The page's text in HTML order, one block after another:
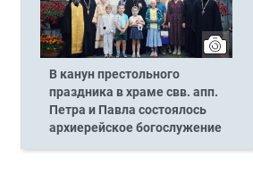
В канун престольного
праздника в храме свв. апп.
Петра и Павла состоялось
архиерейское богослужение